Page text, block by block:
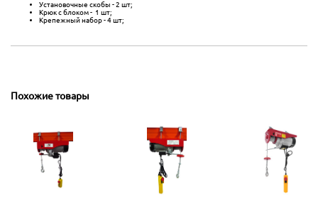
Установочные скобы - 2 шт;
Крюк с блоком - 1 шт;
Крепежный набор - 4 шт;
Похожие товары